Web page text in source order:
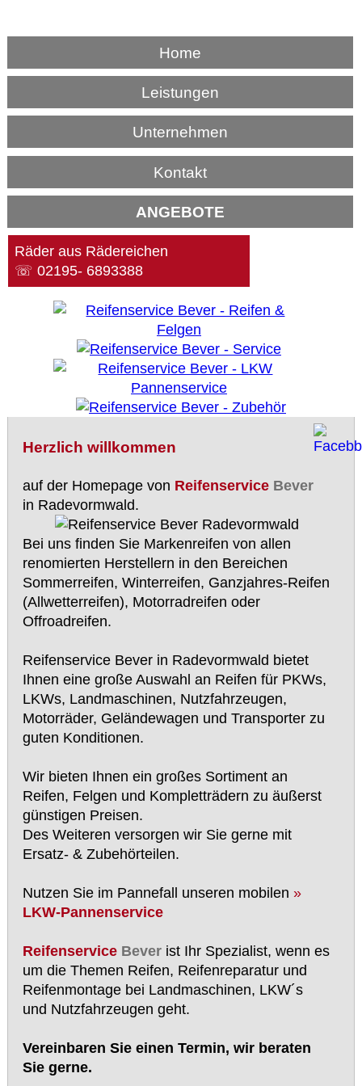
Home
Leistungen
Unternehmen
Kontakt
ANGEBOTE
Räder aus Rädereichen
☏ 02195- 6893388
Herzlich willkommen
auf der Homepage von Reifenservice Bever
in Radevormwald.
Bei uns finden Sie Markenreifen von allen
renomierten Herstellern in den Bereichen
Sommerreifen, Winterreifen, Ganzjahres-Reifen
(Allwetterreifen), Motorradreifen oder
Offroadreifen.
Reifenservice Bever in Radevormwald bietet
Ihnen eine große Auswahl an Reifen für PKWs,
LKWs, Landmaschinen, Nutzfahrzeugen,
Motorräder, Geländewagen und Transporter zu
guten Konditionen.
Wir bieten Ihnen ein großes Sortiment an
Reifen, Felgen und Kompletträdern zu äußerst
günstigen Preisen.
Des Weiteren versorgen wir Sie gerne mit
Ersatz- & Zubehörteilen.
Nutzen Sie im Pannefall unseren mobilen »
LKW-Pannenservice
Reifenservice Beverist Ihr Spezialist, wenn es
um die Themen Reifen, Reifenreparatur und
Reifenmontage bei Landmaschinen, LKW´s
und Nutzfahrzeugen geht.
Vereinbaren Sie einen Termin, wir beraten
Sie gerne.